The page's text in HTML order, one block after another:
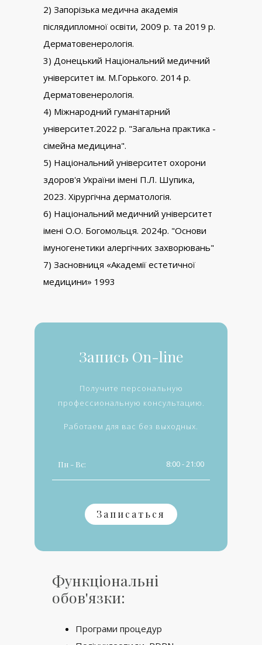
2) Запорізька медична академія
післядипломної освіти, 2009 р. та 2019 р.
Дерматовенерологія.
3) Донецький Національний медичний
університет ім. М.Горького. 2014 р.
Дерматовенерологія.
4) Міжнародний гуманітарний
університет.2022 р. "Загальна практика -
сімейна медицина".
5) Національний університет охорони
здоров'я України імені П.Л. Шупика,
2023. Хірургічна дерматологія.
6) Національний медичний університет
імені О.О. Богомольця. 2024р. "Основи
імуногенетики алергічних захворювань"
7) Засновниця «Академії естетичної
медицини» 1993
Запись On-line
Получите персональную
профессиональную консультацию.
Работаем для вас без выходных.
Пн - Вс: 8:00 - 21:00
Записаться
Функціональні
обов'язки:
Програми процедур